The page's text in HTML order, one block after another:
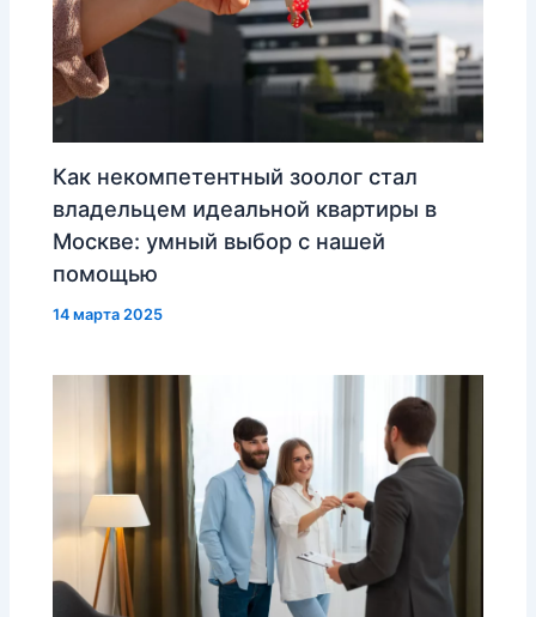
Как некомпетентный зоолог стал
владельцем идеальной квартиры в
Москве: умный выбор с нашей
помощью
14 марта 2025